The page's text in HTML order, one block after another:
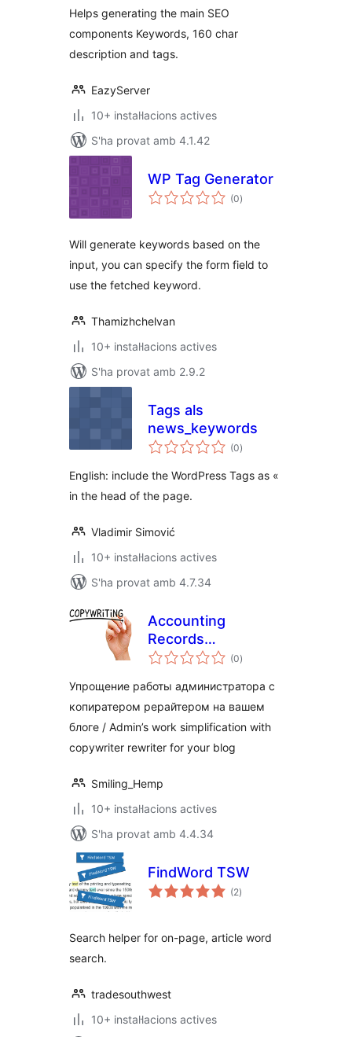
Helps generating the main SEO
components Keywords, 160 char
description and tags.
EazyServer
10+ instal·lacions actives
S'ha provat amb 4.1.42
WP Tag Generator
(0puntuacions
totals
)
Will generate keywords based on the
input, you can specify the form field to
use the fetched keyword.
Thamizhchelvan
10+ instal·lacions actives
S'ha provat amb 2.9.2
Tags als
news_keywords
(0puntuacions
totals
)
English: include the WordPress Tags as «
in the head of the page.
Vladimir Simović
10+ instal·lacions actives
S'ha provat amb 4.7.34
Accounting
Records
Copywriter
(0puntuacions
totals
)
Упрощение работы администратора с
копиратером рерайтером на вашем
блоге / Admin’s work simplification with
copywriter rewriter for your blog
Smiling_Hemp
10+ instal·lacions actives
S'ha provat amb 4.4.34
FindWord TSW
(2puntuacions
totals
)
Search helper for on-page, article word
search.
tradesouthwest
10+ instal·lacions actives